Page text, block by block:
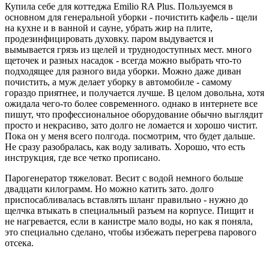
Купила себе для коттеджа Emilio RA Plus. Пользуемся в
основном для генеральной уборки - почистить кафель - щели
на кухне и в ванной и сауне, убрать жир на плите,
продезинфицировать духовку. паром выдувается и
вымывается грязь из щелей и труднодоступных мест. много
щеточек и разных насадок - всегда можно выбрать что-то
подходящее для разного вида уборки. Можно даже диван
почистить, а муж делает уборку в автомобиле - самому
гораздо приятнее, и получается лучше. В целом довольна, хотя
ожидала чего-то более современного. однако в интернете все
пишут, что профессиональное оборудование обычно выглядит
просто и некрасиво, зато долго не ломается и хорошо чистит.
Пока он у меня всего полгода. посмотрим, что будет дальше.
Не сразу разобралась, как воду заливать. Хорошо, что есть
инструкция, где все четко прописано.
Парогенератор тяжеловат. Весит с водой немного больше
двадцати килограмм. Но можно катить зато. долго
приспосабливалась вставлять шланг правильно - нужно до
щелчка втыкать в специальный разъем на корпусе. Пищит и
не нагревается, если в канистре мало воды, но как я поняла,
это специально сделано, чтобы избежать перегрева парового
отсека.